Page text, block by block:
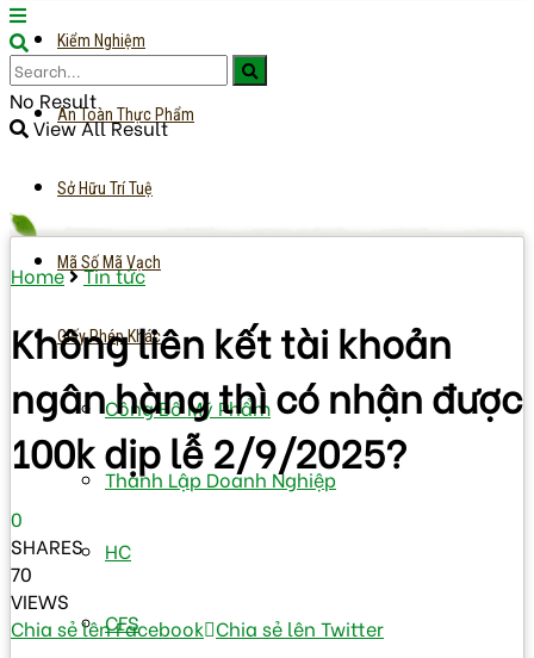
Kiểm Nghiệm
An Toàn Thực Phẩm
Sở Hữu Trí Tuệ
Mã Số Mã Vạch
Giấy Phép Khác
Công Bố Mỹ Phẩm
Thành Lập Doanh Nghiệp
HC
CFS
No Result
View All Result
Home Tin tức
Không liên kết tài khoản
ngân hàng thì có nhận được
100k dịp lễ 2/9/2025?
0
SHARES
70
VIEWS
Chia sẻ lên Facebook Chia sẻ lên Twitter